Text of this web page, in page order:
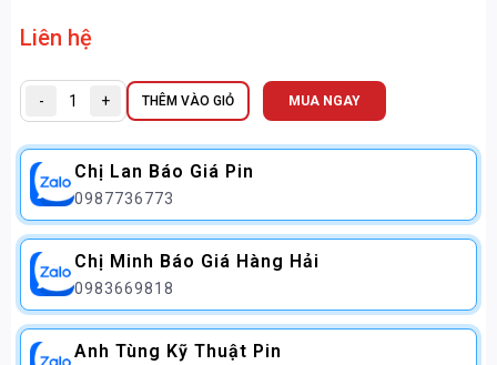
Liên hệ
- + THÊM VÀO GIỎ MUA NGAY
Chị Lan Báo Giá Pin
0987736773
Chị Minh Báo Giá Hàng Hải
0983669818
Anh Tùng Kỹ Thuật Pin